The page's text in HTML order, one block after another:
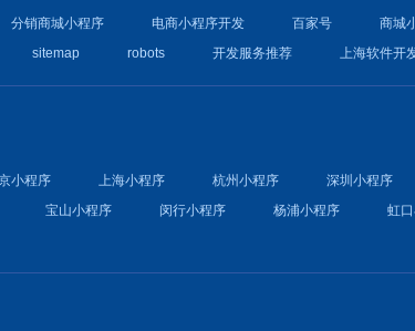
分销商城小程序 电商小程序开发 百家号 商城
sitemap robots 开发服务推荐 上海软件开
小程序 上海小程序 杭州小程序 深圳小程序
宝山小程序 闵行小程序 杨浦小程序 虹